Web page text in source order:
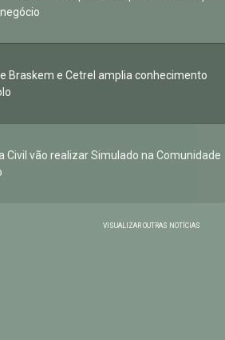
Braskem e Cetrel amplia conhecimento
Civil vão realizar Simulado na Comunidade
VISUALIZAR OUTRAS NOTÍCIAS